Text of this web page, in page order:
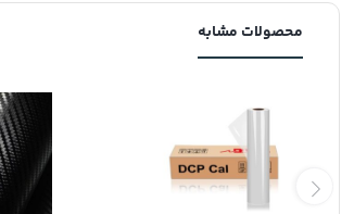
محصولات مشابه